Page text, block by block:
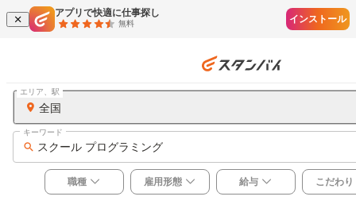
アプリで快適に仕事探し
無料 インストール
全国
エリア、駅
スクール プログラミング
キーワード
職種 雇用形態 給与 こだわり